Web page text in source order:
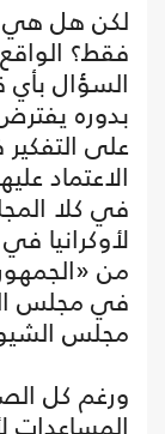
لكن هل هي
فقط؟
السؤال بأي
بدوره
على
الاعتماد
في كلا
لأوكرانيا
من
في مجلس
مجلس
ورغم كل